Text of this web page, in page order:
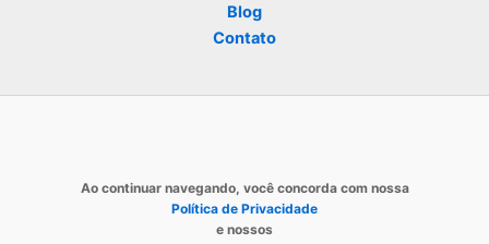
Blog
Contato
Ao continuar navegando, você concorda com nossa
Política de Privacidade
e nossos